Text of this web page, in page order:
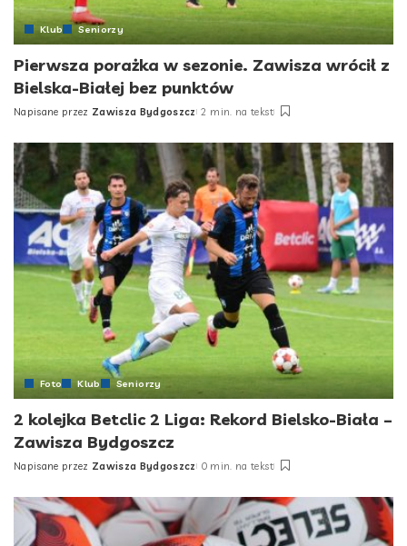
Klub Seniorzy
Pierwsza porażka w sezonie. Zawisza wrócił z
Bielska-Białej bez punktów
Posted
Napisane przez Zawisza Bydgoszcz 2 min. na tekst
Foto Klub Seniorzy
2 kolejka Betclic 2 Liga: Rekord Bielsko-Biała –
Zawisza Bydgoszcz
Posted
Napisane przez Zawisza Bydgoszcz 0 min. na tekst